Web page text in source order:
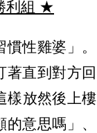
利組 ★
性雞婆」。
著直到對方回
樣放然後上樓
意思嗎」、